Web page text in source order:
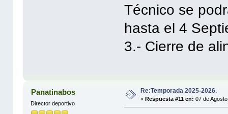
Técnico se
hasta el 4
3.- Cierre de
Panatinabos
Director deportivo
Re:Temporada 2025-2026.
« Respuesta #11 en: 07 de